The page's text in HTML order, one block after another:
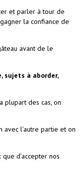
et parler à tour de
la confiance de
avant de le
sujets à aborder,
plupart des cas, on
l’autre partie et on
que d’accepter nos